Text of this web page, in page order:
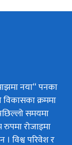
नया“ पनका
विकासका क्रममा
समयमा
रोजाइमा
। विश्व परिवेश र